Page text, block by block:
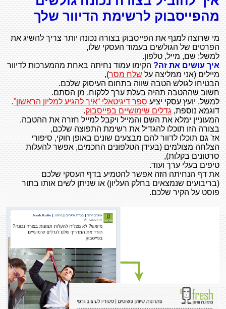
מהפייסבוק לרשימת הדיוור שלך
מי שרוצה למנף את הפייסבוק בצורה נכונה יותר צריך להשיג את
הפרטים של הגולשים בעמוד העסקי שלו,
למשל: שם, מייל, טלפון.
איך עושים את זה? הקימו עמוד נחיתה באחת מהמערכות לדיוור
מיילים (אני ממליצה על שלח מסר),
הבטיחו לגולש הטבה שווה בתחום העיסוק שלכם.
חשוב שההטבה תהיה בעלת ערך ללקוח, מן הסתם.
למשל, יועץ עסקי יציע ספר דיגיטאלי “איך להגיע למליון הראשון”.
דוגמא נוספת, גדלים שימושיים בפייסבוק.
המעוניין ימלא את השם והמייל ויקבל למייל חזרה את ההטבה.
בצורה הזו תוכלו להגדיל את רשימת התפוצה שלכם,
אז' גם תוכלו לדוור להם מבצעים שונים באופן חוקי, סיפורי
הצלחה מצולמים (בעידן הטלפונים החכמים, אפשר להעלות
סרטונים בקלות),
טיפים בעלי ערך ועוד.
את דף הנחיתה הזה אפשר להטמיע בדף העסקי שלכם
(בריבועים שנמצאים בחלק העליון) או שניתן לשים אותו בתור
פוסט על הקיר שלכם.